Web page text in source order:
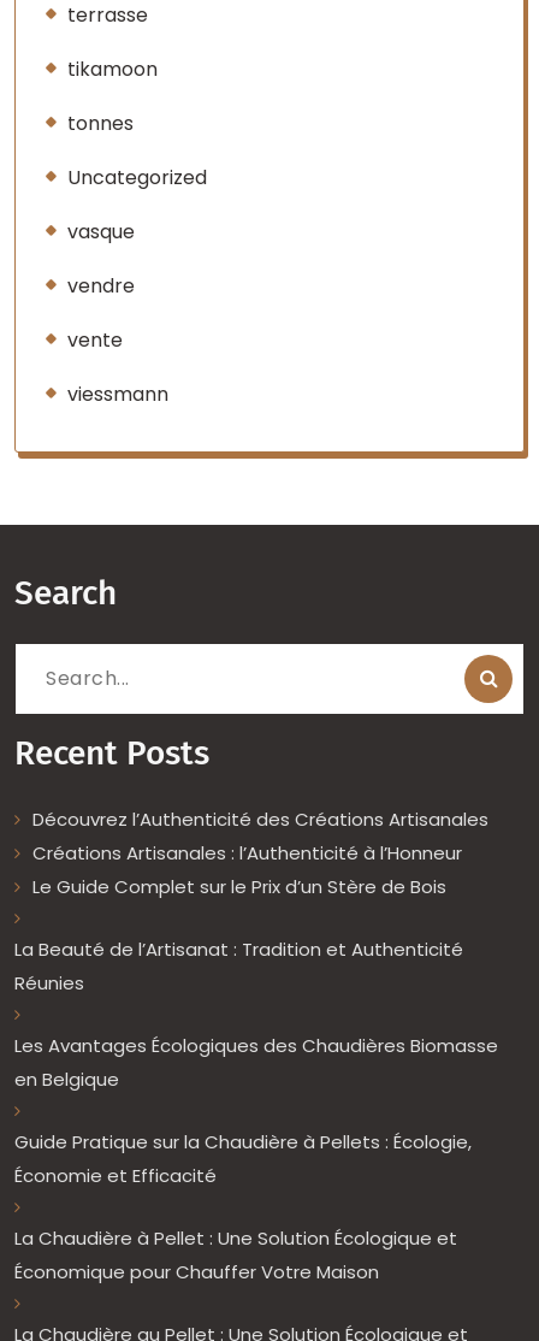
terrasse
tikamoon
tonnes
Uncategorized
vasque
vendre
vente
viessmann
Search
Search
Recent Posts
Découvrez l’Authenticité des Créations Artisanales
Créations Artisanales : l’Authenticité à l’Honneur
Le Guide Complet sur le Prix d’un Stère de Bois
La Beauté de l’Artisanat : Tradition et Authenticité
Réunies
Les Avantages Écologiques des Chaudières Biomasse
en Belgique
Guide Pratique sur la Chaudière à Pellets : Écologie,
Économie et Efficacité
La Chaudière à Pellet : Une Solution Écologique et
Économique pour Chauffer Votre Maison
La Chaudière au Pellet : Une Solution Écologique et